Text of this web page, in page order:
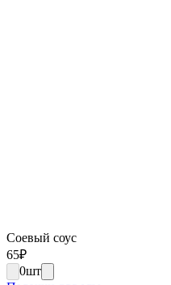
Соевый соус
65₽
0шт